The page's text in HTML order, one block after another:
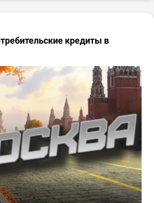
кредиты в